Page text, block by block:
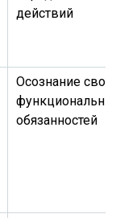
действий
Осознание
обязанностей